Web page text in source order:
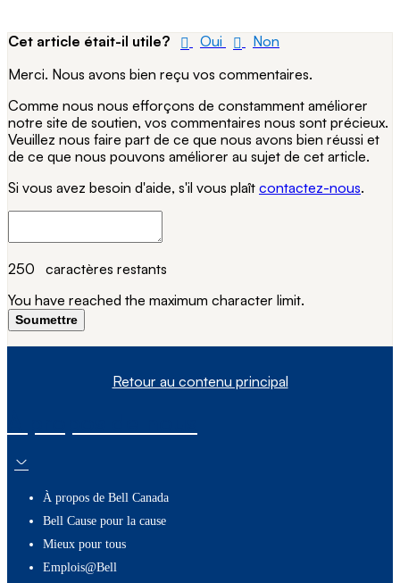
Cet article était-il utile? Oui
Non
Merci. Nous avons bien reçu vos commentaires.
Comme nous nous efforçons de constamment améliorer
notre site de soutien, vos commentaires nous sont précieux.
Veuillez nous faire part de ce que nous avons bien réussi et
de ce que nous pouvons améliorer au sujet de cet article.
Si vous avez besoin d'aide, s'il vous plaît contactez-nous.
250 caractères restants
You have reached the maximum character limit.
Soumettre
Retour au contenu principal
À propos de Bell Canada
Bell Cause pour la cause
Mieux pour tous
Emplois@Bell